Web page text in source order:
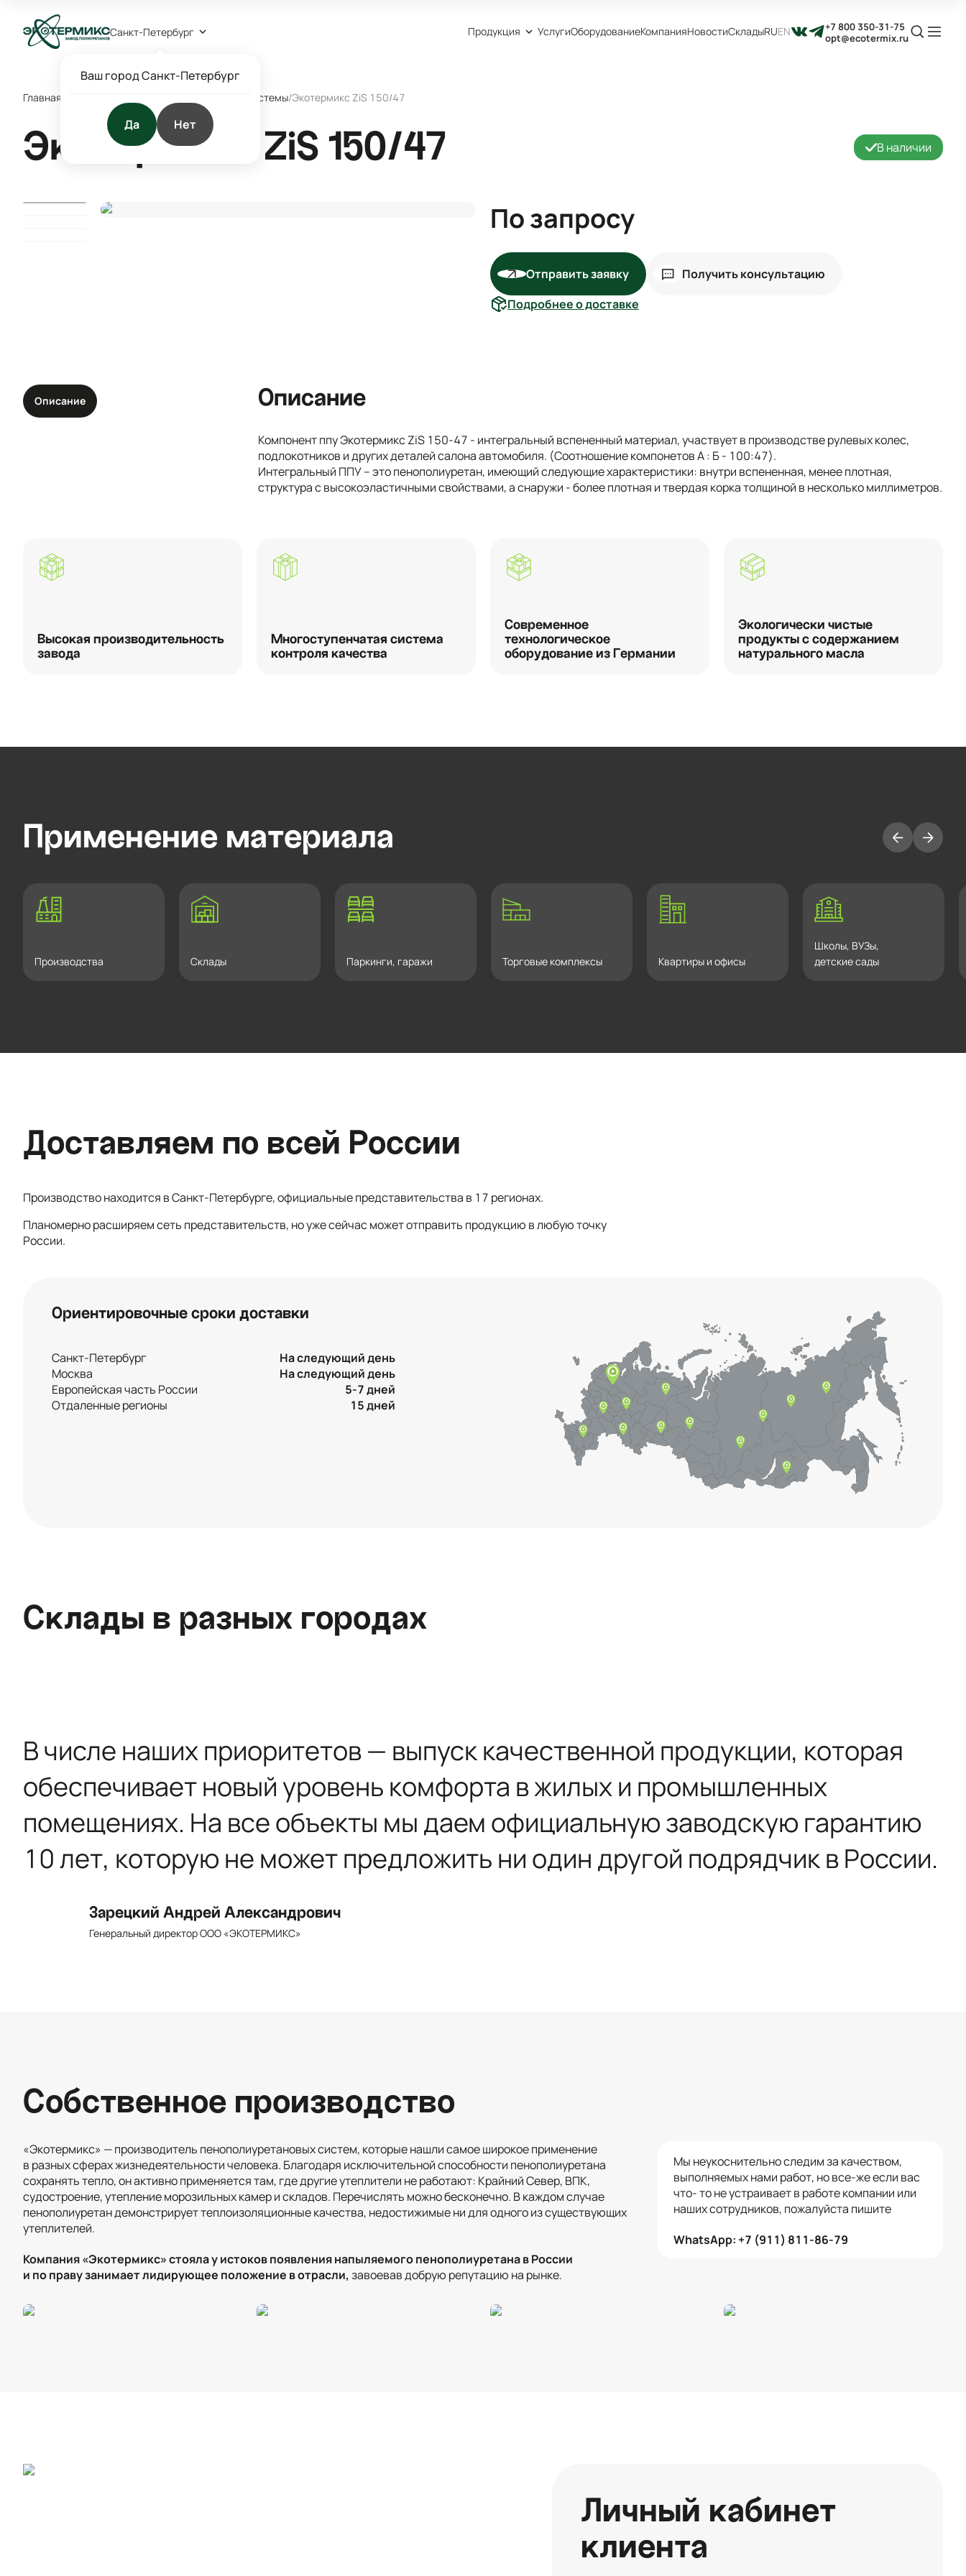
Санкт-Петербург Продукция УслугиОборудованиеКомпанияНовостиСкладыRUEN
+7 800 350-31-75
opt@ecotermix.ru
Главная Эластичные и интегральные системы/Экотермикс ZiS 150/47
Экотермикс ZiS 150/47 В наличии
По запросу
Отправить заявку
Получить консультацию
Подробнее о доставке
Описание Описание
Компонент ппу Экотермикс ZiS 150-47 - интегральный вспененный материал, участвует в производстве рулевых колес,
подлокотников и других деталей салона автомобиля. (Соотношение компонетов А : Б - 100:47).
Интегральный ППУ – это пенополиуретан, имеющий следующие характеристики: внутри вспененная, менее плотная,
структура с высокоэластичными свойствами, а снаружи - более плотная и твердая корка толщиной в несколько миллиметров.
Высокая производительность
завода
Многоступенчатая система
контроля качества
Современное
технологическое
оборудование из Германии
Экологически чистые
продукты с содержанием
натурального масла
Применение материала
Производства Склады Паркинги, гаражи Торговые комплексы Квартиры и офисы
Школы, ВУЗы,
детские сады
Доставляем по всей России
Производство находится в Санкт-Петербурге, официальные представительства в 17 регионах.
Планомерно расширяем сеть представительств, но уже сейчас может отправить продукцию в любую точку
России.
Ориентировочные сроки доставки
Санкт-Петербург
На следующий день
Москва
На следующий день
Европейская часть России
5-7 дней
Отдаленные регионы
15 дней
Склады в разных городах
opt@ecotermix.ru
В числе наших приоритетов — выпуск качественной продукции, которая
обеспечивает новый уровень комфорта в жилых и промышленных
помещениях. На все объекты мы даем официальную заводскую гарантию
10 лет, которую не может предложить ни один другой подрядчик в России.
Зарецкий Андрей Александрович
Генеральный директор ООО «ЭКОТЕРМИКС»
Собственное производство
«Экотермикс» — производитель пенополиуретановых систем, которые нашли самое широкое применение
в разных сферах жизнедеятельности человека. Благодаря исключительной способности пенополиуретана
сохранять тепло, он активно применяется там, где другие утеплители не работают: Крайний Север, ВПК,
судостроение, утепление морозильных камер и складов. Перечислять можно бесконечно. В каждом случае
пенополиуретан демонстрирует теплоизоляционные качества, недостижимые ни для одного из существующих
утеплителей.
Компания «Экотермикс» стояла у истоков появления напыляемого пенополиуретана в России
и по праву занимает лидирующее положение в отрасли, завоевав добрую репутацию на рынке.
Мы неукоснительно следим за качеством,
выполняемых нами работ, но все-же если вас
что- то не устраивает в работе компании или
наших сотрудников, пожалуйста пишите
WhatsApp: +7 (911) 811-86-79
Личный кабинет
клиента
Ваш город Санкт-Петербург
Да Нет